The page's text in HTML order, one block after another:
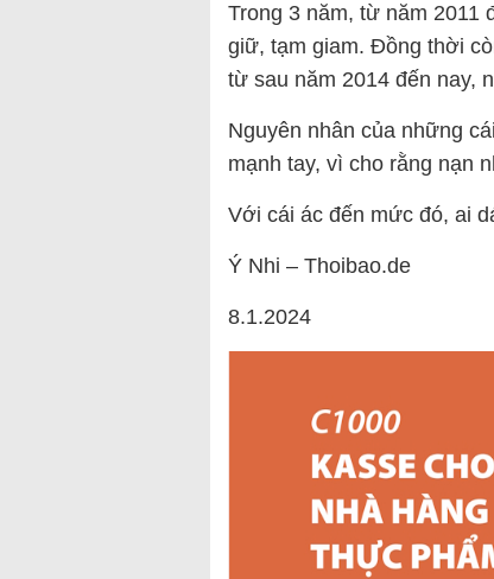
Trong 3 năm, từ năm 2011
giữ, tạm giam. Đồng thời
từ sau năm 2014 đến nay,
Nguyên nhân của những
mạnh tay, vì cho rằng nạn
Với cái ác đến mức đó, ai
Ý Nhi – Thoibao.de
8.1.2024